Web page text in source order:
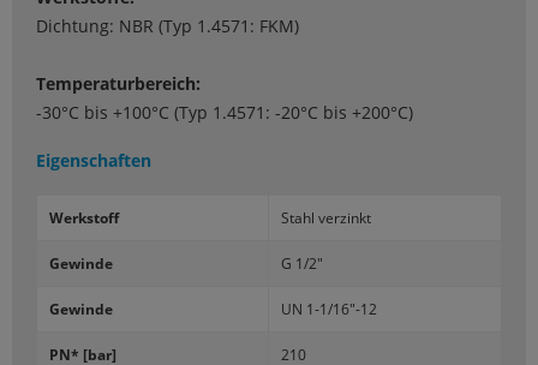
Dichtung: NBR (Typ 1.4571: FKM)
Temperaturbereich:
-30°C bis +100°C (Typ 1.4571: -20°C bis +200°C)
Eigenschaften
Werk­stoff Stahl ver­zinkt
Ge­win­de G 1/2"
Ge­win­de UN 1-1/16"-12
PN* [bar] 210